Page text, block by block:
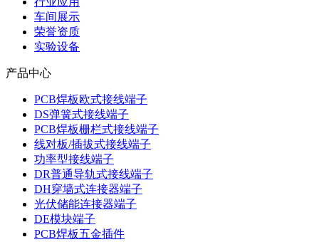
车间展示
荣誉资质
实验设备
产品中心
PCB焊板欧式接线端子
DS弹簧式接线端子
PCB焊板栅栏式接线端子
线对板/插拔式接线端子
功率型接线端子
DR普通导轨式接线端子
DH穿墙式连接器端子
光伏储能连接器端子
DE模块端子
PCB焊板五金插件